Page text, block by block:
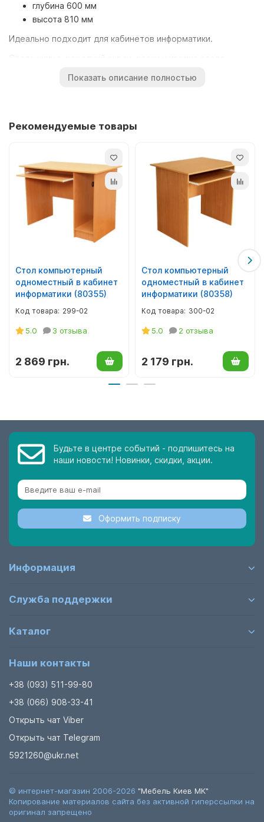
глубина 600 мм
высота 810 мм
Идеально подходит для кабинетов информатики.
Стол компьютерный изготовлен согласно санитарно-
сертификат.
Поставляется в разобранном виде, в картонной упаковке.
Инструкция и вся необходимая фурнитура для сборки
прилагаются.
Купить стол компьютерный можно отдельно или в
комплекте со стулом. Киев, Украина.
Показать описание полностью
Рекомендуемые товары
Стол компьютерный
одноместный в кабинет
информатики (80355)
299-02
5.0 3 отзыва
2 869 грн.
Стол компьютерный
одноместный в кабинет
информатики (80358)
300-02
5.0 2 отзыва
2 179 грн.
Будьте в центре событий - подпишитесь на
наши новости! Новинки, скидки, акции.
Оформить подписку
Информация
Служба поддержки
Каталог
Наши контакты
+38 (093) 511-99-80
+38 (066) 908-33-41
Открыть чат Viber
Открыть чат Telegram
5921260@ukr.net
© интернет-магазин 2006-2026 "Мебель Киев МК"
Копирование материалов сайта без активной гиперссылки на
оригинал запрещено